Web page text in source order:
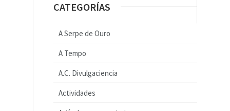
CATEGORÍAS
A Serpe de Ouro
A Tempo
A.C. Divulgaciencia
Actividades